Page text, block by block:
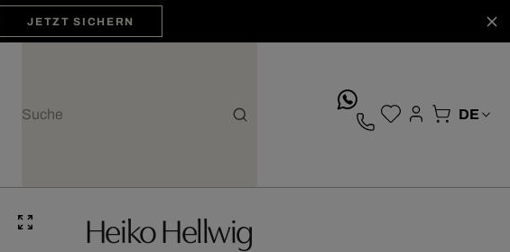
JETZT SICHERN
Heiko Hellwig